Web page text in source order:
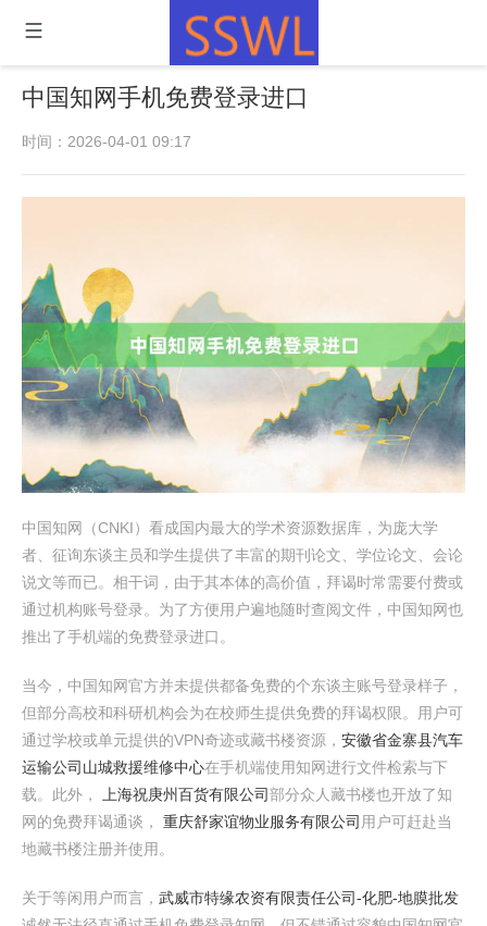
中国知网手机免费登录进口
时间：2026-04-01 09:17
中国知网（CNKI）看成国内最大的学术资源数据库，为庞大学
者、征询东谈主员和学生提供了丰富的期刊论文、学位论文、会论
说文等而已。相干词，由于其本体的高价值，拜谒时常需要付费或
通过机构账号登录。为了方便用户遍地随时查阅文件，中国知网也
推出了手机端的免费登录进口。
当今，中国知网官方并未提供都备免费的个东谈主账号登录样子，
但部分高校和科研机构会为在校师生提供免费的拜谒权限。用户可
通过学校或单元提供的VPN奇迹或藏书楼资源， 安徽省金寨县汽车
运输公司山城救援维修中心在手机端使用知网进行文件检索与下
载。此外，
上海祝庚州百货有限公司部分众人藏书楼也开放了知
网的免费拜谒通谈， 重庆舒家谊物业服务有限公司 用户可赶赴当
地藏书楼注册并使用。
关于等闲用户而言， 武威市特缘农资有限责任公司-化肥-地膜批发